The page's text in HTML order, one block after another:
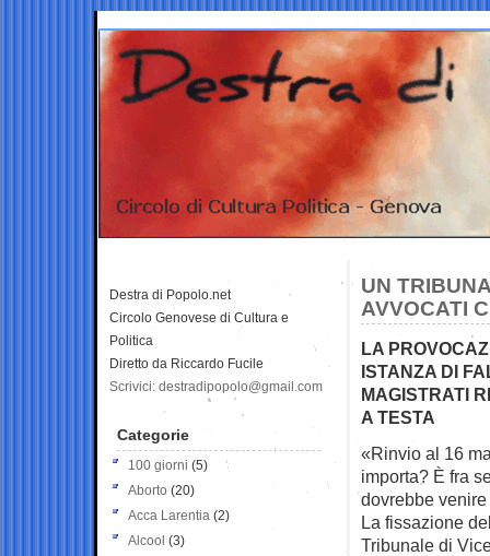
UN
AVVOCATI
LA
ISTANZA DI
MAGISTRATI
A TESTA
«Rinvio al 16
importa? È fra
dovrebbe
La fissazione
Tribunale di
Destra di Popolo.net
Circolo Genovese di Cultura e
Politica
Diretto da Riccardo Fucile
Scrivici: destradipopolo@gmail.com
Categorie
100 giorni (5)
Aborto (20)
Acca Larentia (2)
Alcool (3)